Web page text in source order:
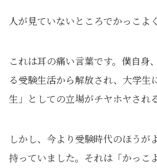
人が見ていないところでかっこよ
これは耳の痛い言葉です。僕自身
る受験生活から解放され、大学生
生」としての立場がチヤホヤされ
しかし、今より受験時代のほうが
持っていました。それは「かっこ